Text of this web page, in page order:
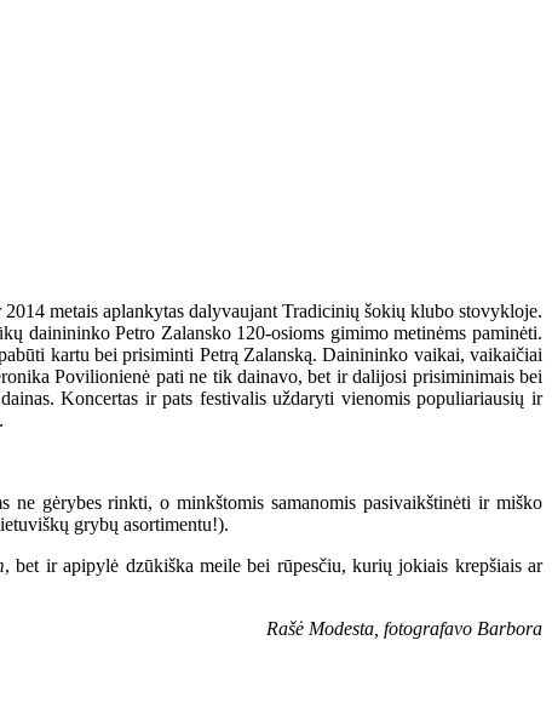
metais aplankytas dalyvaujant Tradicinių šokių klubo stovykloje.
dainininko Petro Zalansko 120-osioms gimimo metinėms paminėti.
kartu bei prisiminti Petrą Zalanską. Dainininko vaikai, vaikaičiai
Povilionienė pati ne tik dainavo, bet ir dalijosi prisiminimais bei
Koncertas ir pats festivalis uždaryti vienomis populiariausių ir
gėrybes rinkti, o minkštomis samanomis pasivaikštinėti ir miško
grybų asortimentu!).
, bet ir apipylė dzūkiška meile bei rūpesčiu, kurių jokiais krepšiais ar
Rašė Modesta, fotografavo Barbora